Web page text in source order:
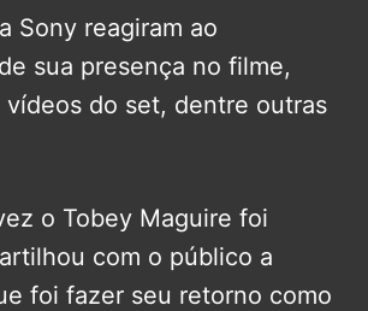
Sony reagiram ao
sua presença no filme,
do set, dentre outras
o Tobey Maguire foi
com o público a
foi fazer seu retorno como